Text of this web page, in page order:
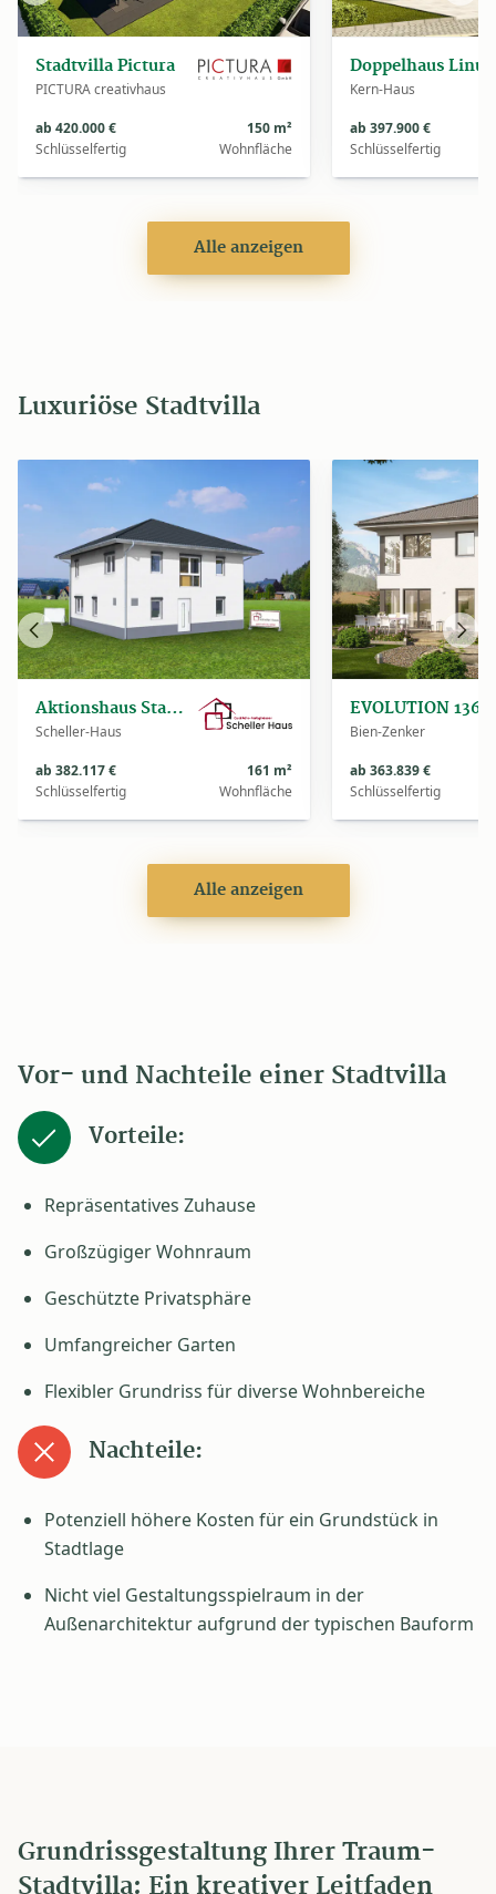
Stadtvilla Pictura
PICTURA creativhaus
ab 420.000 €
Schlüsselfertig
150 m²
Wohnfläche
Doppelhaus Linus
Kern-Haus
ab 397.900 €
Schlüsselfertig
Vorheriges
Haus
Haus
Alle anzeigen
Luxuriöse Stadtvilla
Aktionshaus Stadtvilla
Scheller-Haus
ab 382.117 €
Schlüsselfertig
161 m²
Wohnfläche
Bien-Zenker
ab 363.839 €
Schlüsselfertig
Vorheriges
Haus
Haus
Alle anzeigen
Vor- und Nachteile einer Stadtvilla
Vorteile:
Repräsentatives Zuhause
Großzügiger Wohnraum
Geschützte Privatsphäre
Umfangreicher Garten
Flexibler Grundriss für diverse Wohnbereiche
Nachteile:
Potenziell höhere Kosten für ein Grundstück in
Stadtlage
Nicht viel Gestaltungsspielraum in der
Außenarchitektur aufgrund der typischen Bauform
Grundrissgestaltung Ihrer Traum-
Stadtvilla: Ein kreativer Leitfaden